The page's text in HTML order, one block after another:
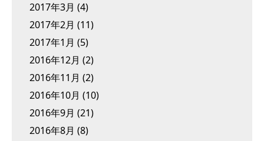
2017年3月 (4)
2017年2月 (11)
2017年1月 (5)
2016年12月 (2)
2016年11月 (2)
2016年10月 (10)
2016年9月 (21)
2016年8月 (8)